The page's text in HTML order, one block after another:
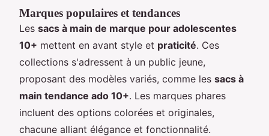
Marques populaires et tendances
Les sacs à main de marque pour adolescentes
10+ mettent en avant style et praticité. Ces
collections s'adressent à un public jeune,
proposant des modèles variés, comme les sacs à
main tendance ado 10+. Les marques phares
incluent des options colorées et originales,
chacune alliant élégance et fonctionnalité.